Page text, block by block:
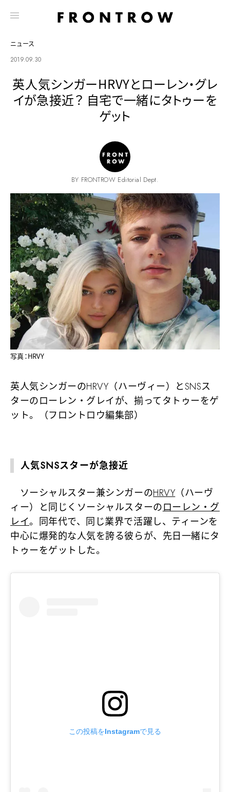
ニュース
2019.09.30
英人気シンガーHRVYとローレン・グレ
イが急接近？ 自宅で一緒にタトゥーを
ゲット
BY FRONTROW Editorial Dept.
写真：HRVY
英人気シンガーのHRVY（ハーヴィー）とSNSス
ターのローレン・グレイが、揃ってタトゥーをゲ
ット。（フロントロウ編集部）
人気SNSスターが急接近
ソーシャルスター兼シンガーのHRVY（ハーヴ
ィー）と同じくソーシャルスターのローレン・グ
レイ。同年代で、同じ業界で活躍し、ティーンを
中心に爆発的な人気を誇る彼らが、先日一緒にタ
トゥーをゲットした。
この投稿をInstagramで見る